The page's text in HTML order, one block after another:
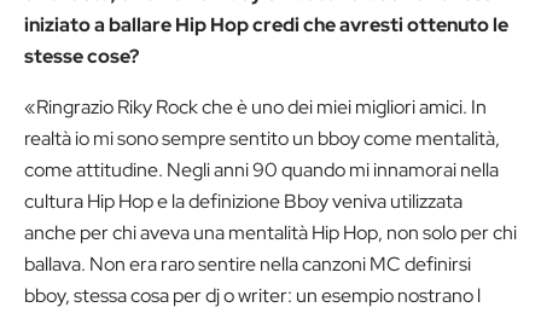
iniziato a ballare Hip Hop credi che avresti ottenuto le
stesse cose?
«Ringrazio Riky Rock che è uno dei miei migliori amici. In
realtà io mi sono sempre sentito un bboy come mentalità,
come attitudine. Negli anni 90 quando mi innamorai nella
cultura Hip Hop e la definizione Bboy veniva utilizzata
anche per chi aveva una mentalità Hip Hop, non solo per chi
ballava. Non era raro sentire nella canzoni MC definirsi
bboy, stessa cosa per dj o writer: un esempio nostrano l